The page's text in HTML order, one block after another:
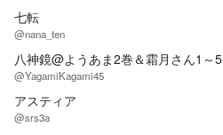
七転
@nana_ten
八神鏡@ようあま2巻＆霜月さん1～5
@YagamiKagami45
アスティア
@srs3a